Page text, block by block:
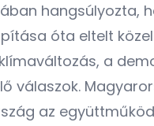
hangsúlyozta,
óta eltelt
a
válaszok.
az